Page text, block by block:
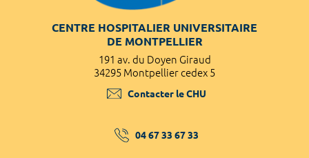
CENTRE HOSPITALIER UNIVERSITAIRE
DE MONTPELLIER
191 av. du Doyen Giraud
34295 Montpellier cedex 5
Contacter le CHU
04 67 33 67 33